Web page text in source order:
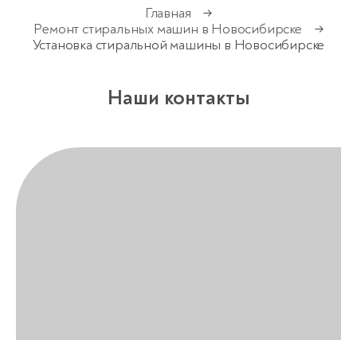
Главная
→
Ремонт стиральных машин в Новосибирске
→
Установка стиральной машины в Новосибирске
Наши контакты